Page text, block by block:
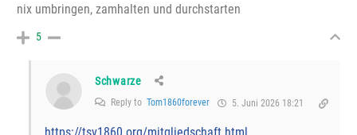
nix umbringen, zamhalten und durchstarten
5
Schwarze
Reply to Tom1860forever 5. Juni 2026 18:21